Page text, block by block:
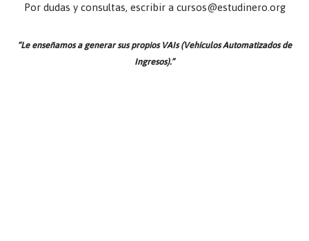
Por dudas y consultas, escribir a cursos@estudinero.org
“Le enseñamos a generar sus propios VAIs (Vehículos Automatizados de
Ingresos).”